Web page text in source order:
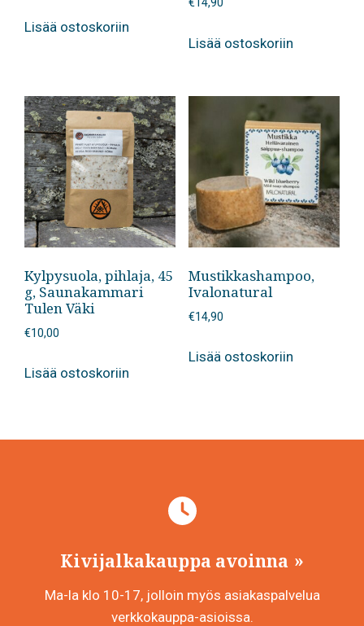
Lisää ostoskoriin
Lisää ostoskoriin
Kylpysuola, pihlaja, 45
g, Saunakammari
Tulen Väki
€10,00
Lisää ostoskoriin
Mustikkashampoo,
Ivalonatural
€14,90
Lisää ostoskoriin
Kivijalkakauppa avoinna
Ma-la klo 10-17, jolloin myös asiakaspalvelua
verkkokauppa-asioissa.